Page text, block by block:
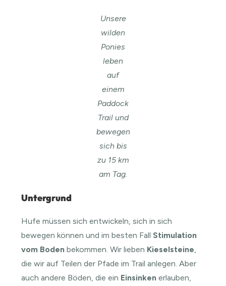
Unsere
wilden
Ponies
leben
auf
einem
Paddock
Trail und
bewegen
sich bis
zu 15 km
am Tag.
Untergrund
Hufe müssen sich entwickeln, sich in sich
bewegen können und im besten Fall Stimulation
vom Bodenbekommen. Wir lieben Kieselsteine
die wir auf Teilen der Pfade im Trail anlegen. Aber
auch andere Böden, die ein Einsinkenerlauben,